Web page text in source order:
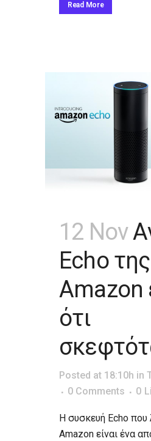
Read More
12 Nov
Echo της
Amazon
ότι
Posted at 18:10h in
0 Comments
0
Η συσκευή Echo που
Amazon είναι ένα